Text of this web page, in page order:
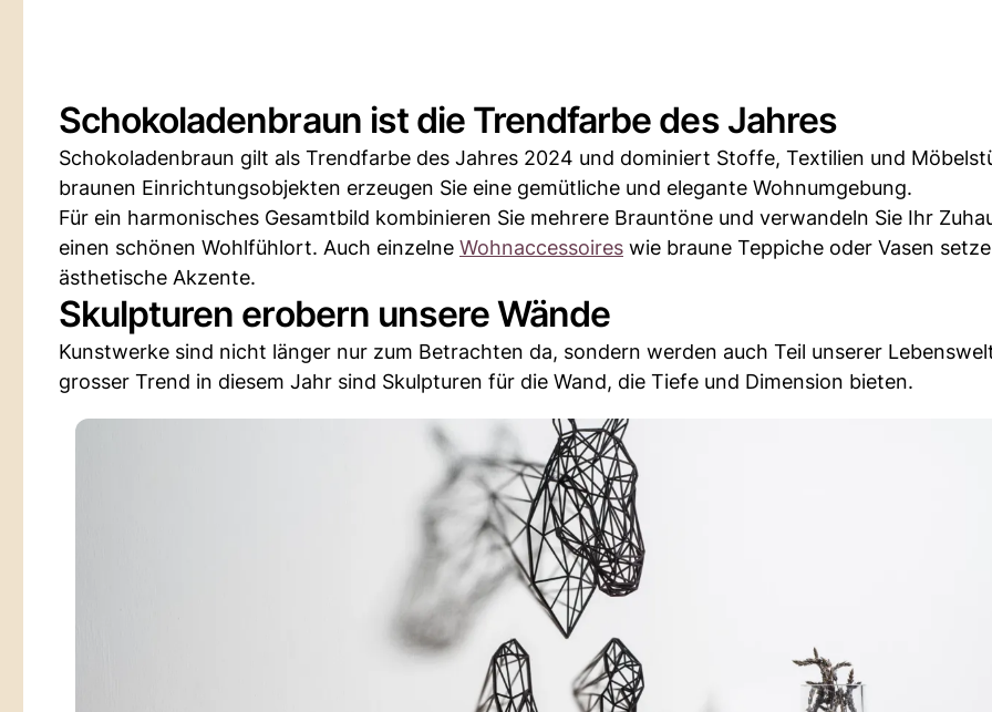
Schokoladenbraun ist die Trendfarbe des Jahres
Schokoladenbraun gilt als Trendfarbe des Jahres 2024 und dominiert Stoffe, Textilien und
braunen Einrichtungsobjekten erzeugen Sie eine gemütliche und elegante Wohnumgebung.
Für ein harmonisches Gesamtbild kombinieren Sie mehrere Brauntöne und verwandeln Sie Ihr
einen schönen Wohlfühlort. Auch einzelne Wohnaccessoires wie braune Teppiche oder Vasen
ästhetische Akzente.
Skulpturen erobern unsere Wände
Kunstwerke sind nicht länger nur zum Betrachten da, sondern werden auch Teil unserer
grosser Trend in diesem Jahr sind Skulpturen für die Wand, die Tiefe und Dimension bieten.